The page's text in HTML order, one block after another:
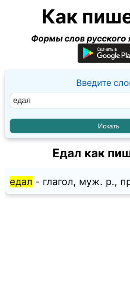
Как
Формы слов русского
Введите
Едал как
едал - глагол, муж. p.,